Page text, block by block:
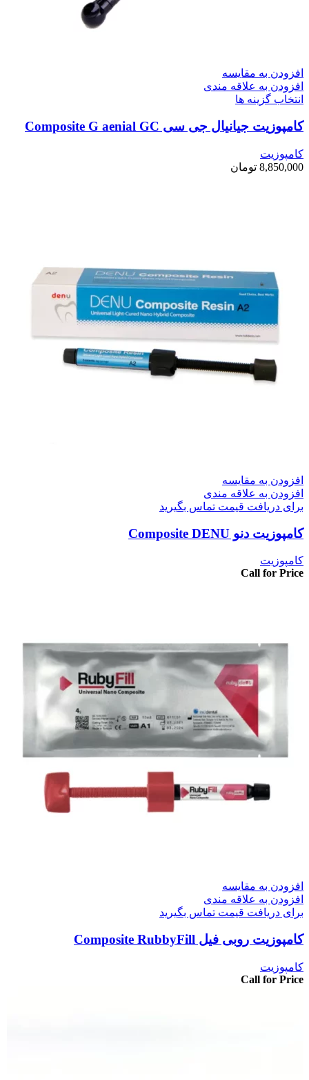
افزودن به مقایسه
افزودن به علاقه مندی
انتخاب گزینه ها
کامپوزیت جیانیال جی سی Composite G aenial GC
کامپوزیت
8,850,000 تومان
افزودن به مقایسه
افزودن به علاقه مندی
برای دریافت قیمت تماس بگیرید
کامپوزیت دنو Composite DENU
کامپوزیت
Call for Price
افزودن به مقایسه
افزودن به علاقه مندی
برای دریافت قیمت تماس بگیرید
کامپوزیت روبی فیل Composite RubbyFill
کامپوزیت
Call for Price